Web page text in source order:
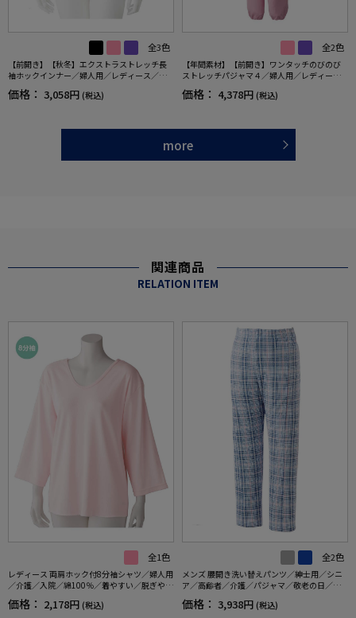
全3色
【前開き】【秋冬】エクストラストレッチ長
袖ホックインナー／婦人用／レディース／高
齢者／シニア／着やすい／脱ぎやすい／肌着
【CF】
価格： 3,058円 (税込)
全2色
【年間素材】【前開き】ワンタッチのびのび
ストレッチパジャマ４／婦人用／レディース
／高齢者／シニア／名前記入欄付／後ろ長め
／脱ぎ着しやすい／手口・足口ゴム【CF】
価格： 4,378円 (税込)
more
関連商品
RELATION ITEM
全1色
レディース 両肩ホック付8分袖シャツ／婦人用
／介護／入院／綿100％／着やすい／脱ぎやす
い／天然素材 【CF】
価格： 2,178円 (税込)
全2色
メンズ 腰開き洗い替えパンツ／紳士用／シニ
ア／高齢者／介護／パジャマ／敬老の日／ギ
フト／プレゼント 【CF】
価格： 3,938円 (税込)